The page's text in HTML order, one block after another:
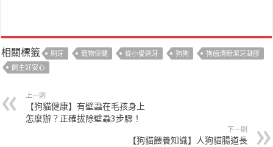
相關標籤 刷牙 寵物保健 從小愛刷牙 狗狗
狗齒清新潔牙凝膠
飼主好安心
上一則
【狗貓健康】有壁蝨在毛孩身上
怎麼辦？正確拔除壁蝨3步驟！
下一則
【狗貓餵養知識】人狗貓腸道長